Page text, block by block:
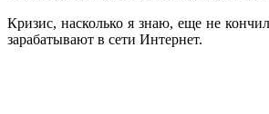
Кризис, насколько я знаю, еще не
зарабатывают в сети Интернет.